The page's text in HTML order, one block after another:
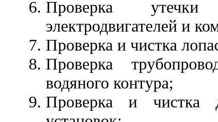
Проверка
электродвигателей и
Проверка и чистка
Проверка
водяного контура;
Проверка и чистка